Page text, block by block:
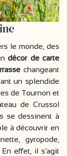
le monde, des
décor de carte
changeant
un splendide
de Tournon et
de Crussol
se dessinent à
à découvrir en
gyropode,
effet, il s’agit